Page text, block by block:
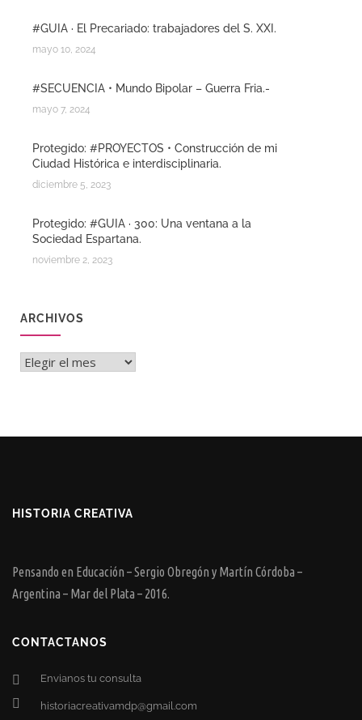
#GUIA · El Precariado: trabajadores del S. XXI.
mayo 10, 2024
#SECUENCIA • Mundo Bipolar – Guerra Fria.-
mayo 7, 2024
Protegido: #PROYECTOS • Construcción de mi
Ciudad Histórica e interdisciplinaria.
diciembre 5, 2023
Protegido: #GUIA · 300: Una ventana a la
Sociedad Espartana.
noviembre 2, 2023
ARCHIVOS
Archivos
HISTORIA CREATIVA
Pensando en Educación – Sergio Obregón y Martín Córdoba –
Argentina – Mar del Plata – 2016.
CONTACTANOS
Envianos tu consulta
historiacreativamdp@gmail.com